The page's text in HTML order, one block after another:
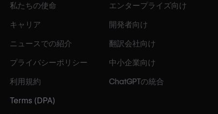
私たちの使命
キャリア
ニュースでの紹介
プライバシーポリシー
利用規約
Terms (DPA)
エンタープライズ向け
開発者向け
翻訳会社向け
中小企業向け
ChatGPTの統合